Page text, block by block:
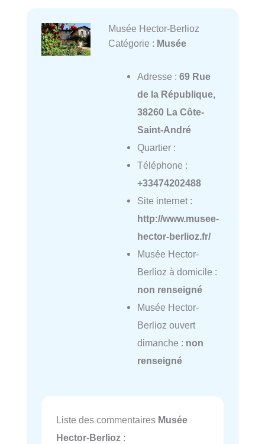
Musée Hector-Berlioz
Catégorie : Musée
Adresse : 69 Rue
de la République,
38260 La Côte-
Saint-André
Quartier :
Téléphone :
+33474202488
Site internet :
http://www.musee-
hector-berlioz.fr/
Musée Hector-
Berlioz à domicile :
non renseigné
Musée Hector-
Berlioz ouvert
dimanche : non
renseigné
Liste des commentaires Musée
Hector-Berlioz :